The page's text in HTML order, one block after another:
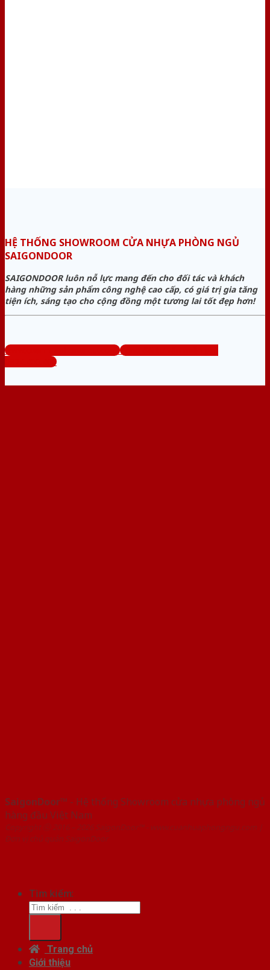
HỆ THỐNG SHOWROOM CỬA NHỰA PHÒNG NGỦ
SAIGONDOOR
SAIGONDOOR luôn nỗ lực mang đến cho đối tác và khách
hàng những sản phẩm công nghệ cao cấp, có giá trị gia tăng
tiện ích, sáng tạo cho cộng đồng một tương lai tốt đẹp hơn!
www.cuanhuaphongngu.com
Tổng đài tư vấn miễn phí:
0824.400.400
SaigonDoor™ - Hệ thống Showroom cửa nhựa phòng ngủ
hàng đầu Việt Nam
Copyright ⓒ 2016 – 2026 SaigonDoor™ - www.cuanhuaphongngu.com |
Đơn vị chủ quản SaigonDoor
Tìm kiếm:
Trang chủ
Giới thiệu